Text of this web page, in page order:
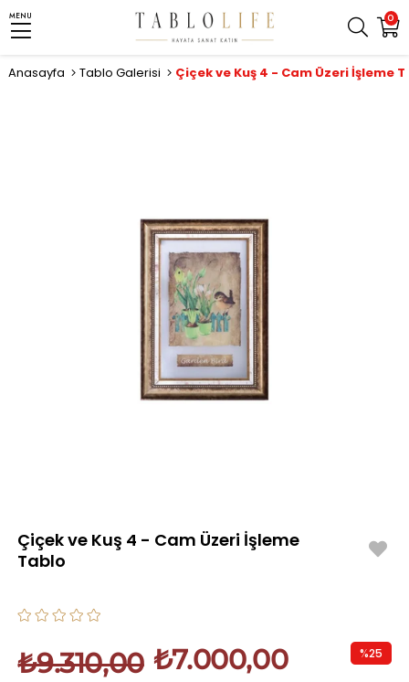
0
MENU
Anasayfa Tablo Galerisi Çiçek ve Kuş 4 - Cam Üzeri İşleme
Çiçek ve Kuş 4 - Cam Üzeri İşleme
Tablo
₺9.310,00 ₺7.000,00 %25